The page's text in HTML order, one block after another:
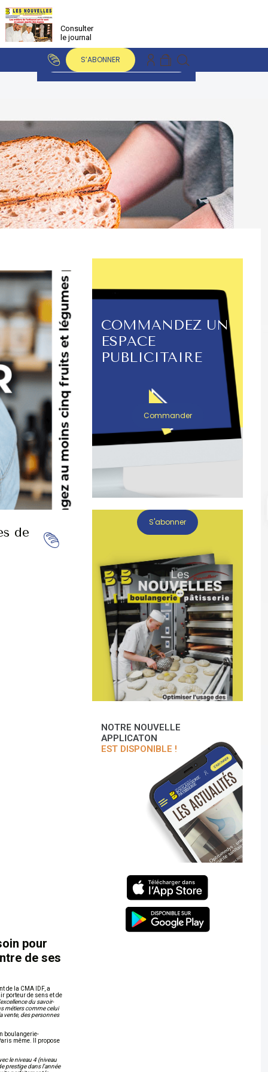
Consulter
le journal
S’ABONNER
de
pour
de ses
de la CMA IDF, a
porteur de sens et de
du savoir-
métiers comme celui
vente, des personnes
boulangerie-
même. Il propose
le niveau 4 (niveau
prestige dans l’année
COMMANDEZ UN
ESPACE
PUBLICITAIRE
Commander
S'abonner
NOTRE NOUVELLE
APPLICATON
EST DISPONIBLE !